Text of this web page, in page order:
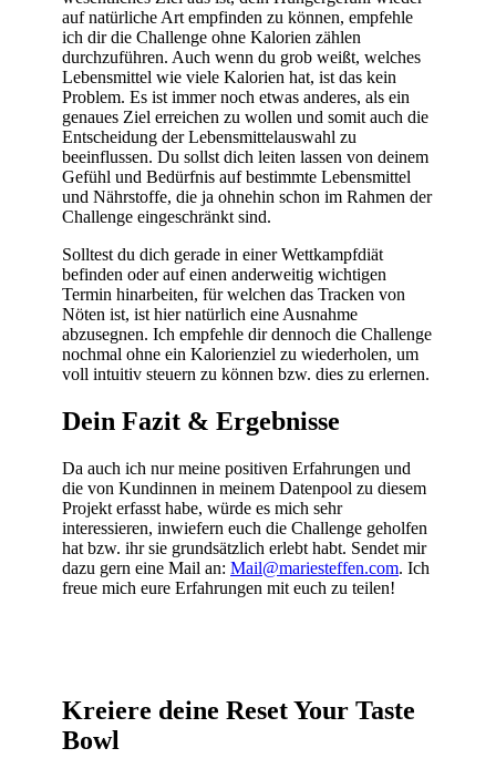
auf natürliche Art empfinden zu können, empfehle
ich dir die Challenge ohne Kalorien zählen
durchzuführen. Auch wenn du grob weißt, welches
Lebensmittel wie viele Kalorien hat, ist das kein
Problem. Es ist immer noch etwas anderes, als ein
genaues Ziel erreichen zu wollen und somit auch die
Entscheidung der Lebensmittelauswahl zu
beeinflussen. Du sollst dich leiten lassen von deinem
Gefühl und Bedürfnis auf bestimmte Lebensmittel
und Nährstoffe, die ja ohnehin schon im Rahmen der
Challenge eingeschränkt sind.
Solltest du dich gerade in einer Wettkampfdiät
befinden oder auf einen anderweitig wichtigen
Termin hinarbeiten, für welchen das Tracken von
Nöten ist, ist hier natürlich eine Ausnahme
abzusegnen. Ich empfehle dir dennoch die Challenge
nochmal ohne ein Kalorienziel zu wiederholen, um
voll intuitiv steuern zu können bzw. dies zu erlernen.
Dein Fazit & Ergebnisse
Da auch ich nur meine positiven Erfahrungen und
die von Kundinnen in meinem Datenpool zu diesem
Projekt erfasst habe, würde es mich sehr
interessieren, inwiefern euch die Challenge geholfen
hat bzw. ihr sie grundsätzlich erlebt habt. Sendet mir
dazu gern eine Mail an: Mail@mariesteffen.com. Ich
freue mich eure Erfahrungen mit euch zu teilen!
Kreiere deine Reset Your Taste
Bowl